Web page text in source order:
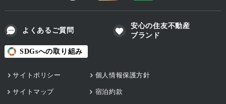
よくあるご質問
安心の住友不動産
ブランド
SDGsへの取り組み
サイトポリシー 個人情報保護方針
サイトマップ 宿泊約款